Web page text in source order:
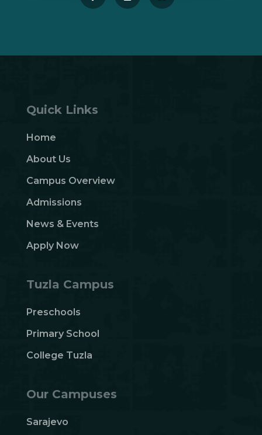
Quick Links
Home
About Us
Campus Overview
Admissions
News & Events
Apply Now
Tuzla Campus
Preschools
Primary School
College Tuzla
Our Campuses
Sarajevo